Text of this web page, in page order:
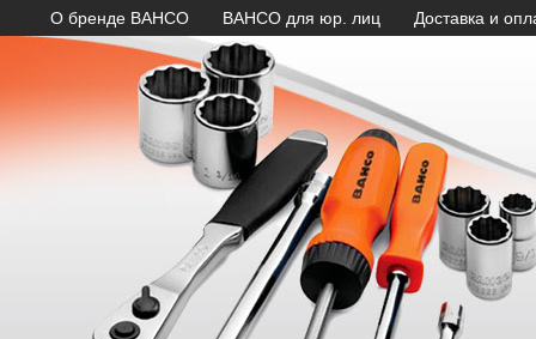
О бренде BAHCO BAHCO для юр. лиц Доставка и